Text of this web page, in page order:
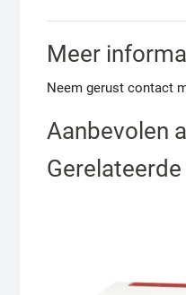
Meer
Neem gerust contact
Aanbevolen